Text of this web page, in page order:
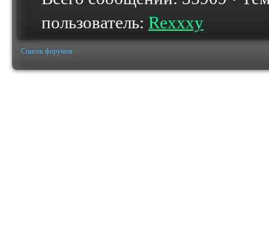
пользователь: Rexxxy
Список форумов